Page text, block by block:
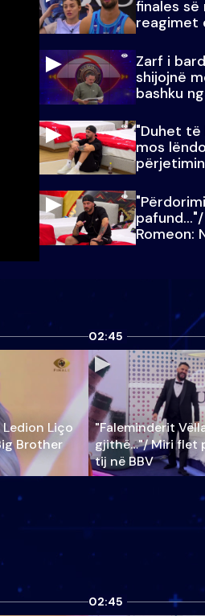
finales së
reagimet
Zarf i
shijojnë
bashku
"Duhet të
mos
Julit…
Romeon:
qetësohen
Liço
Brother
02:45
"Faleminderit
gjithë…"/ Miri flet
tij në BBV
02:45